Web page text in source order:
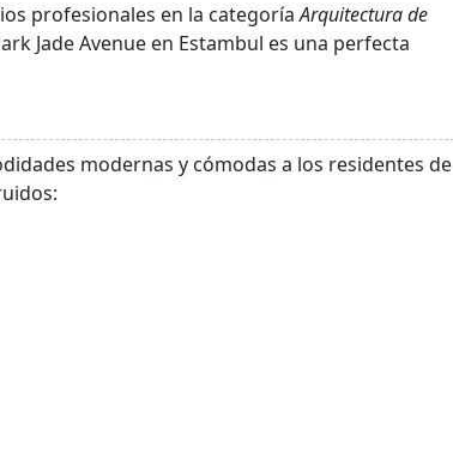
profesionales en la categoríaArquitectura de
Jade Avenue en Estambul es una perfecta
modernas y cómodas a los residentes de